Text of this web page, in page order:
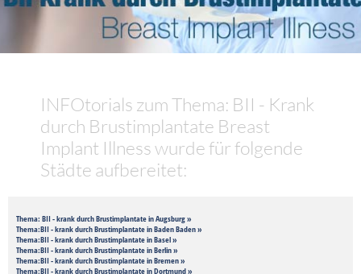
INFOtorials zum Thema: BII - Krank
durch Brustimplantate Breast
Implant Illness wurde für folgende
Städte aufbereitet:
Thema: BII - krank durch Brustimplantate in Augsburg »
Thema:BII - krank durch Brustimplantate in Baden Baden »
Thema:BII - krank durch Brustimplantate in Basel »
Thema:BII - krank durch Brustimplantate in Berlin »
Thema:BII - krank durch Brustimplantate in Bremen »
Thema:BII - krank durch Brustimplantate in Dortmund »